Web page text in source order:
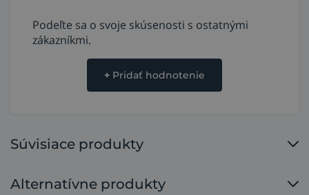
Podeľte sa o svoje skúsenosti s ostatnými
zákazníkmi.
+ Pridať hodnotenie
Súvisiace produkty
Alternatívne produkty